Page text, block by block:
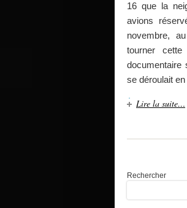
16 que la
avions
novembre,
tourner
documentaire
se déroulait
Lire la suite…
Rechercher